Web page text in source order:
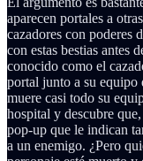
aparecen portales a
cazadores con poderes
con estas bestias antes
conocido como el
portal junto a su equipo
muere casi todo su
hospital y descubre
pop-up que le indican
a un enemigo. ¿Pero